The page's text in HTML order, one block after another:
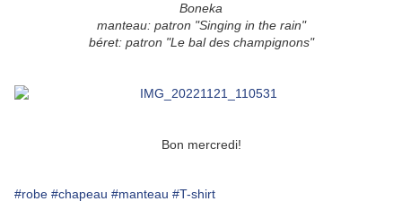
Boneka
manteau: patron "Singing in the rain"
béret: patron "Le bal des champignons"
Bon mercredi!
#robe #chapeau #manteau #T-shirt